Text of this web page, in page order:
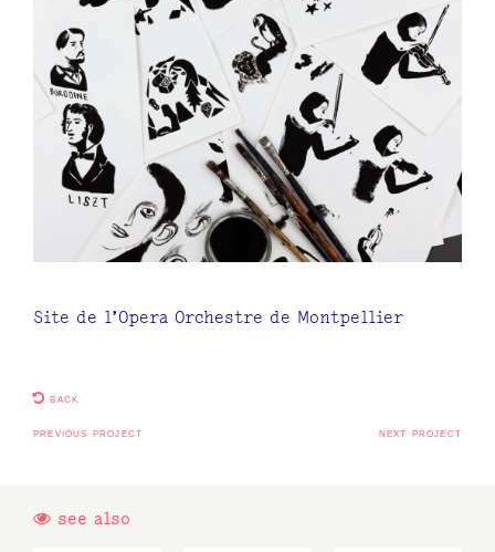
Site de l’Opera Orchestre de Montpellier
back
previous project next project
see also